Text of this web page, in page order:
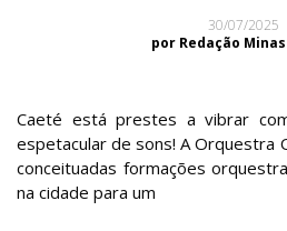
30/07/2025
por Redação
Caeté está prestes a vibrar
espetacular de sons! A Orquestra
conceituadas formações
na cidade para um